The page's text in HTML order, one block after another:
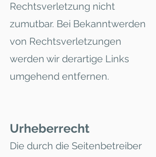
Rechtsverletzung nicht
zumutbar. Bei Bekanntwerden
von Rechtsverletzungen
werden wir derartige Links
umgehend entfernen.
Urheberrecht
Die durch die Seitenbetreiber